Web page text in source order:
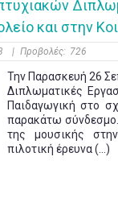
και στην
| Προβολές: 726
Την Παρασκευή 26
Διπλωματικές
Παιδαγωγική στο
παρακάτω
της μουσικής
πιλοτική έρευνα (...)